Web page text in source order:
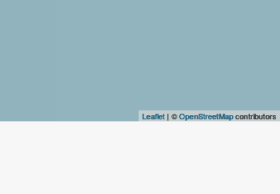
Leaflet | ©OpenStreetMapcontributors